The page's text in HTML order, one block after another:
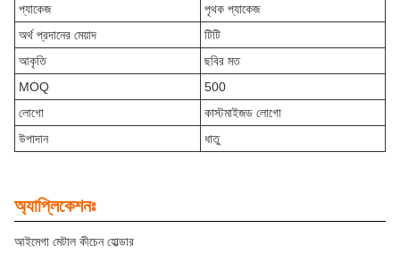
প্যাকেজ
পৃথক প্যাকেজ
অর্থ প্রদানের মেয়াদ
টিটি
আকৃতি
ছবির মত
MOQ
500
লোগো
কাস্টমাইজড লোগো
উপাদান
ধাতু
অ্যাপ্লিকেশনঃ
আইমেগা মেটাল কীচেন হোল্ডার